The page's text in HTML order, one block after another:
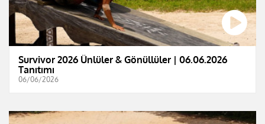
Survivor 2026 Ünlüler & Gönüllüler | 06.06.2026
Tanıtımı
06/06/2026